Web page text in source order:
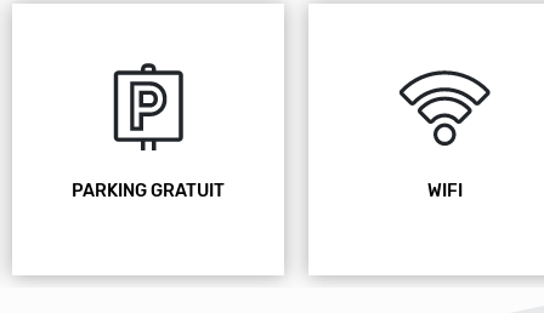
PARKING GRATUIT WIFI